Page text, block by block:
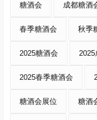
糖酒会 成都糖酒
春季糖酒会 秋季
2025糖酒会
2025春季糖酒会
糖酒会展位 糖酒